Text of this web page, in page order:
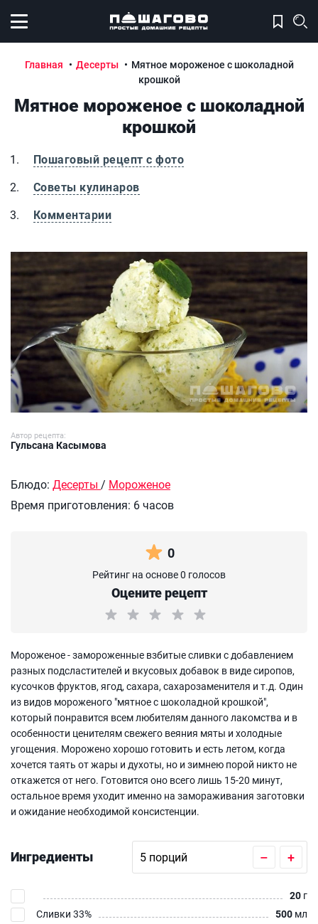
Открыть меню
Главная Десерты
Мятное мороженое с шоколадной
крошкой
Мятное мороженое с шоколадной
крошкой
Пошаговый рецепт с фото
Советы кулинаров
Комментарии
Мятное мороженое с шоколадной крошкой
Автор рецепта:
Гульсана Касымова
Блюдо: Десерты / Мороженое
Время приготовления: 6 часов
0
Рейтинг на основе 0 голосов
Оцените рецепт
Мороженое - замороженные взбитые сливки с добавлением
разных подсластителей и вкусовых добавок в виде сиропов,
кусочков фруктов, ягод, сахара, сахарозаменителя и т.д. Один
из видов мороженого "мятное с шоколадной крошкой",
который понравится всем любителям данного лакомства и в
особенности ценителям свежего веяния мяты и холодные
угощения. Морожено хорошо готовить и есть летом, когда
хочется таять от жары и духоты, но и зимнею порой никто не
откажется от него. Готовится оно всего лишь 15-20 минут,
остальное время уходит именно на замораживания заготовки
и ожидание необходимой консистенции.
Ингредиенты – +
20 г
Сливки 33%
500 мл